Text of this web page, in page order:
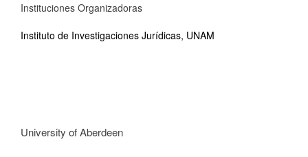
Instituciones Organizadoras
Instituto de Investigaciones Jurídicas, UNAM
University of Aberdeen